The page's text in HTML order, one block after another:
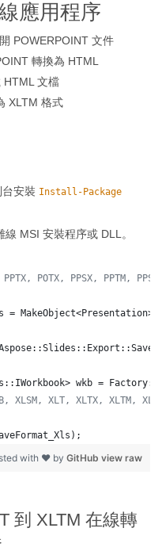
應用程序
POWERPOINT 文件
轉換為 HTML
HTML 文檔
XLTM 格式
安裝 Install-Package
MSI 安裝程序或 DLL。
POTX, PPSX, PPTM,
MakeObject<Presentation>(
wkb =
XLSM, XLT, XLTX, XLTM,
view raw
with ❤ by GitHub
到 XLTM 在線轉